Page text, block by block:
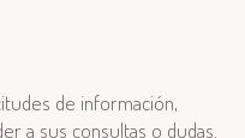
de información,
a sus consultas o dudas.